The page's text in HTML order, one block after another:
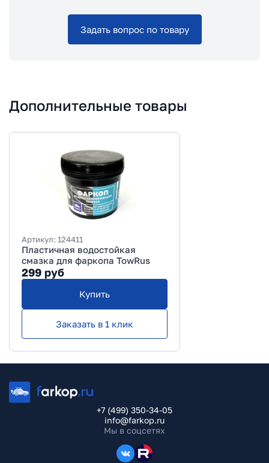
Задать вопрос по товару
Дополнительные товары
Артикул: 124411
Пластичная водостойкая
смазка для фаркопа TowRus
299 руб
Купить
Заказать в 1 клик
+7 (499) 350-34-05
info@farkop.ru
Мы в соцсетях